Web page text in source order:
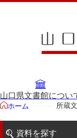
山口県文書館につい
ホーム 所蔵
資料を探す